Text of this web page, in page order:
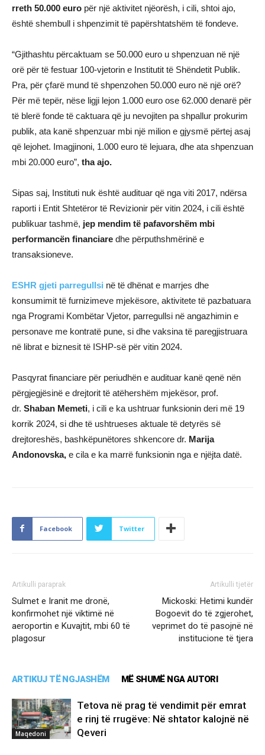
rreth 50.000 euro për një aktivitet njëorësh, i cili, shtoi ajo,
është shembull i shpenzimit të papërshtatshëm të fondeve.
“Gjithashtu përcaktuam se 50.000 euro u shpenzuan në një
orë për të festuar 100-vjetorin e Institutit të Shëndetit Publik.
Pra, për çfarë mund të shpenzohen 50.000 euro në një orë?
Për më tepër, nëse ligji lejon 1.000 euro ose 62.000 denarë për
të blerë fonde të caktuara që ju nevojiten pa shpallur prokurim
publik, ata kanë shpenzuar mbi një milion e gjysmë përtej asaj
që lejohet. Imagjinoni, 1.000 euro të lejuara, dhe ata shpenzuan
mbi 20.000 euro”, tha ajo.
Sipas saj, Instituti nuk është audituar që nga viti 2017, ndërsa
raporti i Entit Shtetëror të Revizionir për vitin 2024, i cili është
publikuar tashmë, jep mendim të pafavorshëm mbi
performancën financiare dhe përputhshmërinë e
transaksioneve.
ESHR gjeti parregullsi në të dhënat e marrjes dhe
konsumimit të furnizimeve mjekësore, aktivitete të pazbatuara
nga Programi Kombëtar Vjetor, parregullsi në angazhimin e
personave me kontratë pune, si dhe vaksina të paregjistruara
në librat e biznesit të ISHP-së për vitin 2024.
Pasqyrat financiare për periudhën e audituar kanë qenë nën
përgjegjësinë e drejtorit të atëhershëm mjekësor, prof.
dr. Shaban Memeti, i cili e ka ushtruar funksionin deri më 19
korrik 2024, si dhe të ushtrueses aktuale të detyrës së
drejtoreshës, bashkëpunëtores shkencore dr. Marija
Andonovska, e cila e ka marrë funksionin nga e njëjta datë.
Facebook Twitter
Artikulli paraprak
Sulmet e Iranit me dronë,
konfirmohet një viktimë në
aeroportin e Kuvajtit, mbi 60 të
plagosur
Artikulli tjetër
Mickoski: Hetimi kundër
Bogoevit do të zgjerohet,
veprimet do të pasojnë në
institucione të tjera
ARTIKUJ TË NGJASHËM MË SHUMË NGA AUTORI
Maqedoni
Tetova në prag të vendimit për emrat
e rinj të rrugëve: Në shtator kalojnë në
Qeveri